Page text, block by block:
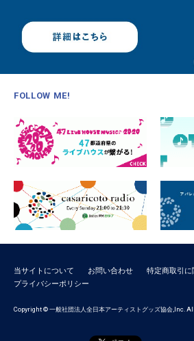
FOLLOW ME!
当サイトについて お問い合わせ
特定商取引に
プライバシーポリシー
Copyright © 一般社団法人全日本アーティストグッズ協会,Inc.